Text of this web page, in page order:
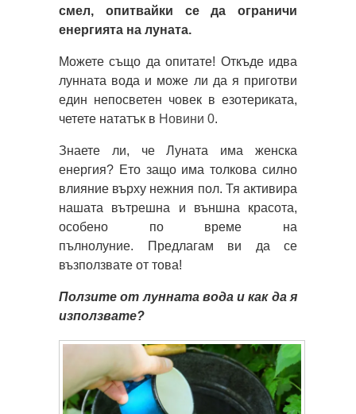
смел, опитвайки се да ограничи
енергията на луната.
Можете също да опитате! Откъде идва
лунната вода и може ли да я приготви
един непосветен човек в езотериката,
четете нататък в Новини 0.
Знаете ли, че Луната има женска
енергия? Ето защо има толкова силно
влияние върху нежния пол. Тя активира
нашата вътрешна и външна красота,
особено по време на
пълнолуние. Предлагам ви да се
възползвате от това!
Ползите от лунната вода и как да я
използвате?